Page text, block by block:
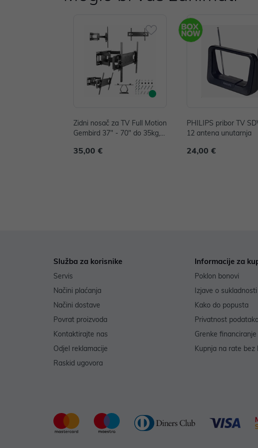
Zidni nosač za TV Full Motion
Gembird 37" - 70" do 35kg,
35,00 €
PHILIPS pribor TV
12 antena unutarnja
24,00 €
Služba za korisnike
Servis
Načini plaćanja
Načini dostave
Povrat proizvoda
Kontaktirajte nas
Odjel reklamacije
Raskid ugovora
Informacije za
Poklon bonovi
Izjave o sukladnosti
Kako do popusta
Privatnost podataka
Grenke financiranje
Kupnja na rate bez